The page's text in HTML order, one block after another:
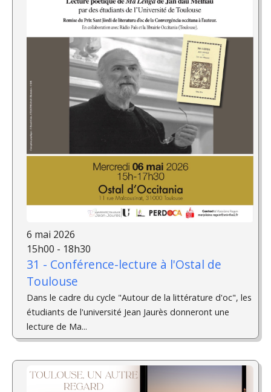
6 mai 2026
15h00 - 18h30
31 - Conférence-lecture à l'Ostal de
Toulouse
Dans le cadre du cycle "Autour de la littérature d'oc", les
étudiants de l'université Jean Jaurès donneront une
lecture de Ma...